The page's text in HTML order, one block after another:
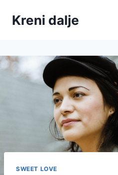
Kreni dalje
SWEET LOVE